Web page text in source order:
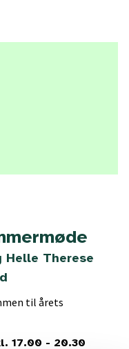
Helle Therese
til årets
17.00 - 20.30